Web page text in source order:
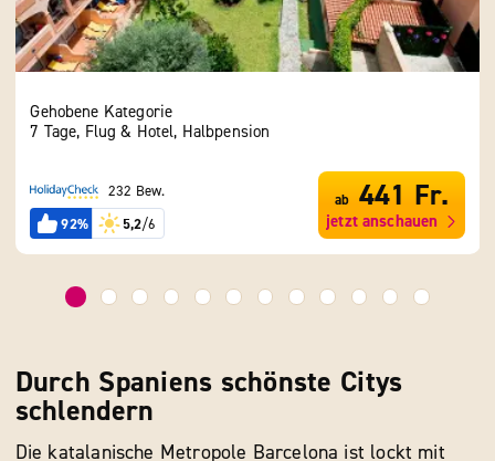
Gehobene Kategorie
7 Tage, Flug & Hotel, Halbpension
232 Bew.
92%
5,2/6
441 Fr.
jetzt anschauen
Durch Spaniens schönste Citys
schlendern